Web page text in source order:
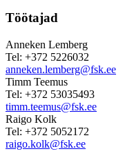
Töötajad
Anneken Lemberg
Tel: +372 5226032
anneken.lemberg@fsk.ee
Timm Teemus
Tel: +372 53035493
timm.teemus@fsk.ee
Raigo Kolk
Tel: +372 5052172
raigo.kolk@fsk.ee